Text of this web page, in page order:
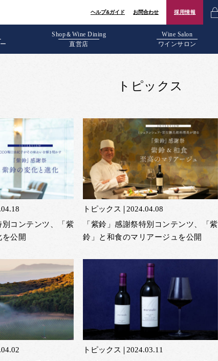
ヘルプ&ガイド お問合わせ 採用情報
Shop＆Wine Dining
直営店
Wine Salon
ワインサロン
トピックス
別コンテンツ、「紫
公開
トピックス
2024.04.08
「紫鈴」感謝祭特別コンテンツ、「紫
鈴」と和食のマリアージュを公開
トピックス
2024.03.11